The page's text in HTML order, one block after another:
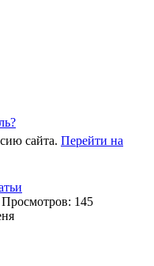
сайта. Перейти на
145